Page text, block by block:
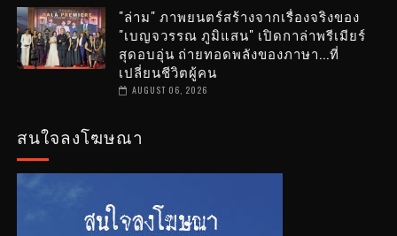
"ล่าม" ภาพยนตร์สร้างจากเรื่องจริงของ
"เบญจวรรณ ภูมิแสน" เปิดกาล่าพรีเมียร์
สุดอบอุ่น ถ่ายทอดพลังของภาษา...ที่
เปลี่ยนชีวิตผู้คน
AUGUST 06, 2026
สนใจลงโฆษณา